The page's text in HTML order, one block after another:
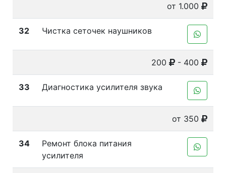
от 1.000
32 Чистка сеточек наушников
200 - 400
33 Диагностика усилителя звука
от 350
34
Ремонт блока питания
усилителя